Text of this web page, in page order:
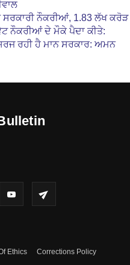
ਸਰਕਾਰੀ ਨੌਕਰੀਆਂ, 1.83 ਲੱਖ ਕਰੋੜ
ਨੌਕਰੀਆਂ ਦੇ ਮੌਕੇ ਪੈਦਾ ਕੀਤੇ:
ਰਹੀ ਹੈ ਮਾਨ ਸਰਕਾਰ: ਅਮਨ
Ethics Corrections Policy